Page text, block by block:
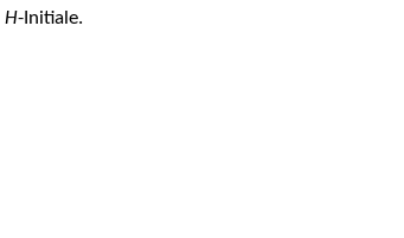
H-Initiale.